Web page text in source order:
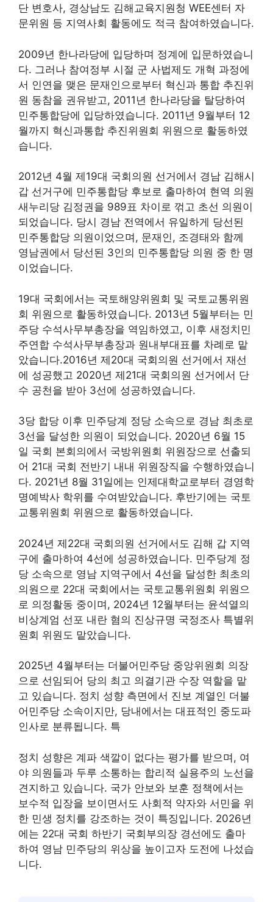
단 변호사, 경상남도 김해교육지원청 WEE센터 자
문위원 등 지역사회 활동에도 적극 참여하였습니다.
2009년 한나라당에 입당하며 정계에 입문하였습니
다. 그러나 참여정부 시절 군 사법제도 개혁 과정에
서 인연을 맺은 문재인으로부터 혁신과 통합 추진위
원 동참을 권유받고, 2011년 한나라당을 탈당하여
민주통합당에 입당하였습니다. 2011년 9월부터 12
월까지 혁신과통합 추진위원회 위원으로 활동하였
습니다.
2012년 4월 제19대 국회의원 선거에서 경남 김해시
갑 선거구에 민주통합당 후보로 출마하여 현역 의원
새누리당 김정권을 989표 차이로 꺾고 초선 의원이
되었습니다. 당시 경남 전역에서 유일하게 당선된
민주통합당 의원이었으며, 문재인, 조경태와 함께
영남권에서 당선된 3인의 민주통합당 의원 중 한 명
이었습니다.
19대 국회에서는 국토해양위원회 및 국토교통위원
회 위원으로 활동하였습니다. 2013년 5월부터는 민
주당 수석사무부총장을 역임하였고, 이후 새정치민
주연합 수석사무부총장과 원내부대표를 차례로 맡
았습니다.2016년 제20대 국회의원 선거에서 재선
에 성공했고 2020년 제21대 국회의원 선거에서 단
수 공천을 받아 3선에 성공하였습니다.
3당 합당 이후 민주당계 정당 소속으로 경남 최초로
3선을 달성한 의원이 되었습니다. 2020년 6월 15
일 국회 본회의에서 국방위원회 위원장으로 선출되
어 21대 국회 전반기 내내 위원장직을 수행하였습니
다. 2021년 8월 31일에는 인제대학교로부터 경영학
명예박사 학위를 수여받았습니다. 후반기에는 국토
교통위원회 위원으로 활동하였습니다.
2024년 제22대 국회의원 선거에서도 김해 갑 지역
구에 출마하여 4선에 성공하였습니다. 민주당계 정
당 소속으로 영남 지역구에서 4선을 달성한 최초의
의원으로 22대 국회에서는 국토교통위원회 위원으
로 의정활동 중이며, 2024년 12월부터는 윤석열의
비상계엄 선포 내란 혐의 진상규명 국정조사 특별위
원회 위원도 맡았습니다.
2025년 4월부터는 더불어민주당 중앙위원회 의장
으로 선임되어 당의 최고 의결기관 수장 역할을 맡
고 있습니다. 정치 성향 측면에서 진보 계열인 더불
어민주당 소속이지만, 당내에서는 대표적인 중도파
인사로 분류됩니다. 특
정치 성향은 계파 색깔이 없다는 평가를 받으며, 여
야 의원들과 두루 소통하는 합리적 실용주의 노선을
견지하고 있습니다. 국가 안보와 보훈 정책에서는
보수적 입장을 보이면서도 사회적 약자와 서민을 위
한 민생 정치를 강조하는 것이 특징입니다. 2026년
에는 22대 국회 하반기 국회부의장 경선에도 출마
하여 영남 민주당의 위상을 높이고자 도전에 나섰습
니다.